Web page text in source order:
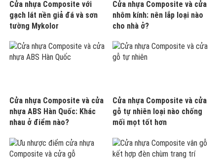
Cửa nhựa Composite với
gạch lát nền giả đá và sơn
tường Mykolor
Cửa nhựa Composite và cửa
nhôm kính: nên lắp loại nào
cho nhà ở?
Cửa nhựa Composite và cửa
nhựa ABS Hàn Quốc: Khác
nhau ở điểm nào?
Cửa nhựa Composite và cửa
gỗ tự nhiên loại nào chống
mối mọt tốt hơn